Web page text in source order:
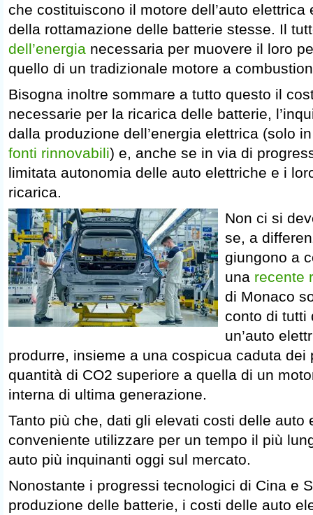
che costituiscono il motore dell’auto elettrica
della rottamazione delle batterie stesse. Il
dell’energia necessaria per muovere il loro
quello di un tradizionale motore a
Bisogna inoltre sommare a tutto questo il
necessarie per la ricarica delle batterie,
dalla produzione dell’energia elettrica (solo
fonti rinnovabili) e, anche se in via di
limitata autonomia delle auto elettriche e i
ricarica.
Non ci si
se, a
giungono a
una recente
di Monaco
conto di tutti
un’auto
produrre, insieme a una cospicua caduta dei
quantità di CO2 superiore a quella di un
interna di ultima generazione.
Tanto più che, dati gli elevati costi delle auto
conveniente utilizzare per un tempo il più
auto più inquinanti oggi sul mercato.
Nonostante i progressi tecnologici di Cina e
produzione delle batterie, i costi delle auto